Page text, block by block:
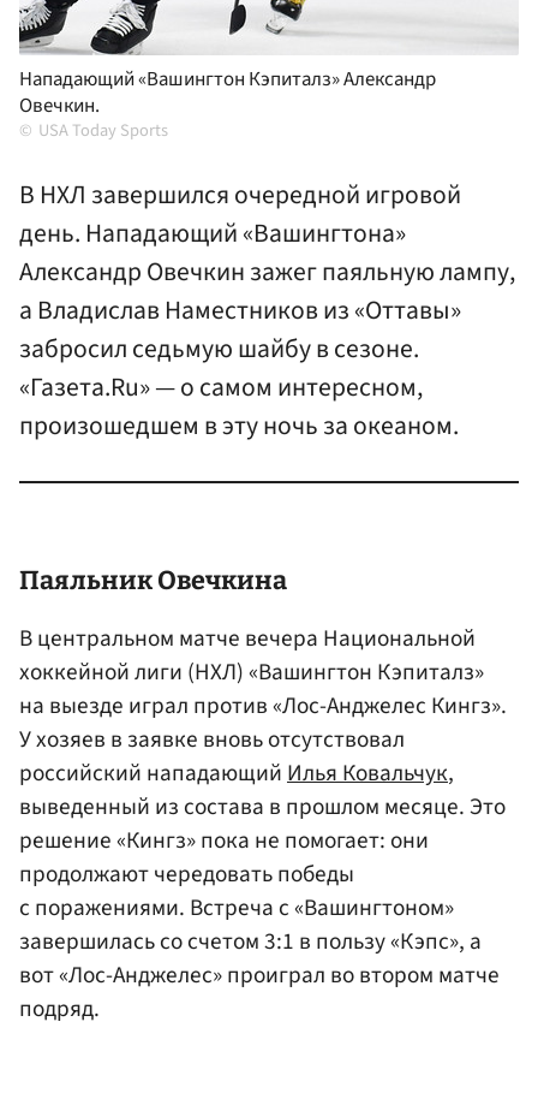
Нападающий «Вашингтон Кэпиталз» Александр
Овечкин.
USA Today Sports
В НХЛ завершился очередной игровой
день. Нападающий «Вашингтона»
Александр Овечкин зажег паяльную лампу,
а Владислав Наместников из «Оттавы»
забросил седьмую шайбу в сезоне.
«Газета.Ru» — о самом интересном,
произошедшем в эту ночь за океаном.
ПаяльникОвечкина
В центральном матче вечера Национальной
хоккейной лиги (НХЛ) «Вашингтон Кэпиталз»
на выезде играл против «Лос-Анджелес Кингз».
У хозяев в заявке вновь отсутствовал
российский нападающийИлья Ковальчук,
выведенный из состава в прошлом месяце. Это
решение «Кингз» пока не помогает: они
продолжают чередовать победы
с поражениями. Встреча с «Вашингтоном»
завершилась со счетом 3:1 в пользу «Кэпс», а
вот «Лос-Анджелес» проиграл во втором матче
подряд.